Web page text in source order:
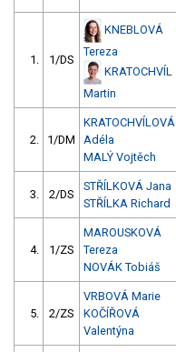
1. 1/DS
KNEBLOVÁ
Tereza
KRATOCHVÍL
Martin
2. 1/DM
KRATOCHVÍLOVÁ
Adéla
MALÝ Vojtěch
3. 2/DS
STŘÍLKOVÁ Jana
STŘÍLKA Richard
4. 1/ZS
MAROUSKOVÁ
Tereza
NOVÁK Tobiáš
5. 2/ZS
VRBOVÁ Marie
KOČÍŘOVÁ
Valentýna